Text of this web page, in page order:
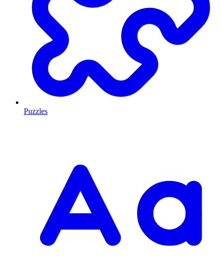
Puzzles